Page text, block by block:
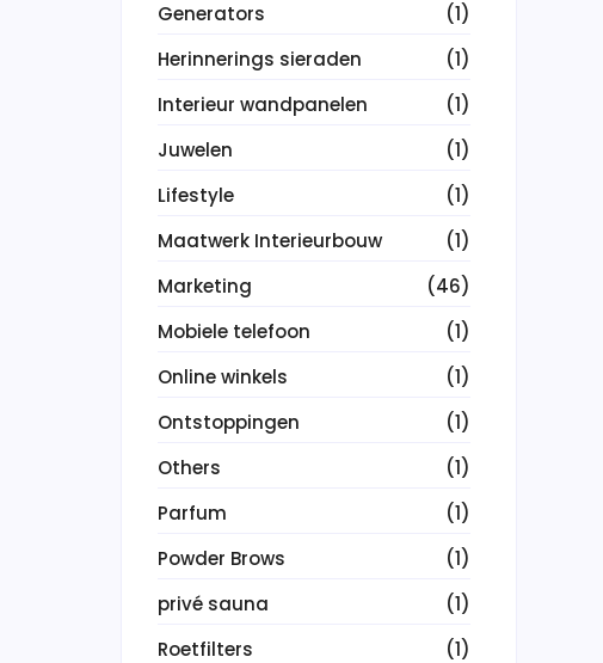
Generators
(1)
Herinnerings sieraden
(1)
Interieur wandpanelen
(1)
Juwelen
(1)
Lifestyle
(1)
Maatwerk Interieurbouw
(1)
Marketing
(46)
Mobiele telefoon
(1)
Online winkels
(1)
Ontstoppingen
(1)
Others
(1)
Parfum
(1)
Powder Brows
(1)
privé sauna
(1)
Roetfilters
(1)